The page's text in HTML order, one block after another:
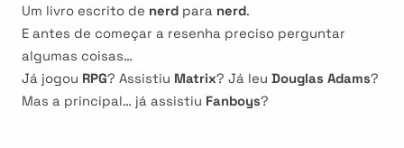
Um livro escrito de nerd para nerd.
E antes de começar a resenha preciso perguntar
algumas coisas…
Já jogou RPG? Assistiu Matrix? Já leu Douglas Adams?
Mas a principal… já assistiu Fanboys?